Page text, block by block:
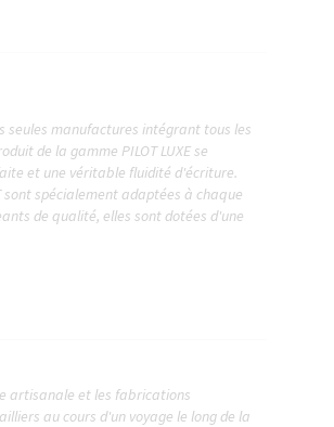
seules manufactures intégrant tous les
de la gamme PILOT LUXE se
et une véritable fluidité d'écriture.
sont spécialement adaptées à chaque
de qualité, elles sont dotées d'une
artisanale et les fabrications
au cours d'un voyage le long de la